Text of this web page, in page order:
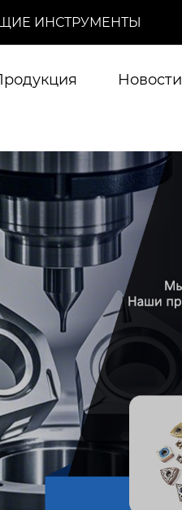
ИНСТРУМЕНТЫ
Новости